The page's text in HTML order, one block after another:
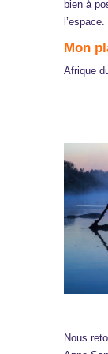
bien à
l’espace.
Mon
Afrique
Nous